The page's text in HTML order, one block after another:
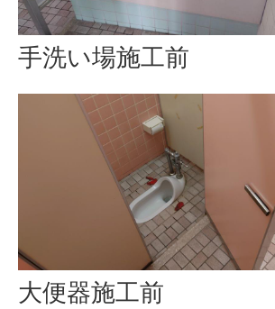
手洗い場施工前
大便器施工前